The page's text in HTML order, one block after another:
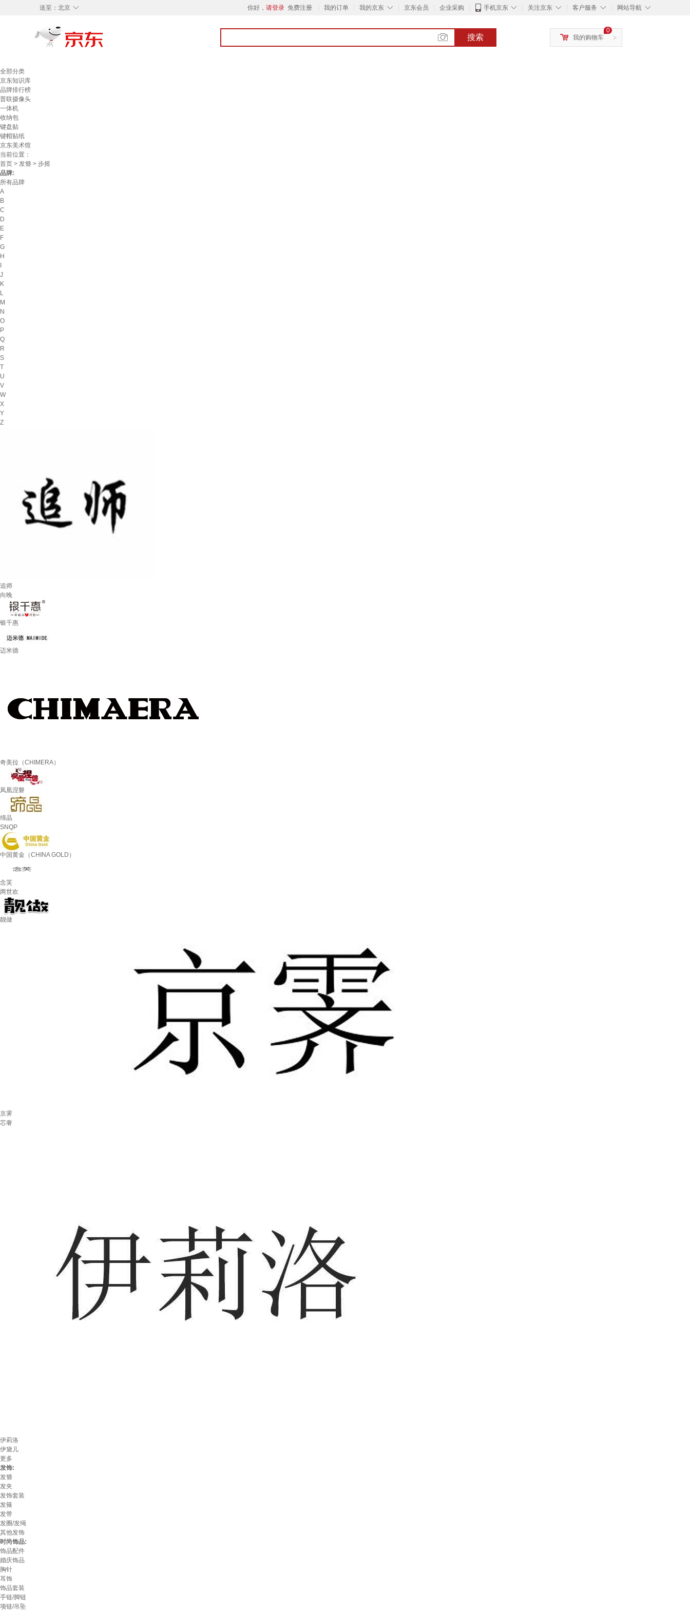
◇
送至： 北京 你好， 请登录 免费注册 我的订单 ◇
我的京东 京东会员 企业采购 ◇
手机京东 ◇
关注京东 ◇
客户服务 ◇
网站导航
搜索 >
0
我的购物车
全部分类
京东知识库
品牌排行榜
普联摄像头
一体机
收纳包
键盘贴
键帽贴纸
京东美术馆
当前位置：
首页 > 发簪 > 步摇
品牌:
所有品牌
A
B
C
D
E
F
G
H
J
K
L
M
N
O
P
Q
R
S
T
U
V
W
X
Y
Z
追师
向晚
银千惠
迈米德
奇美拉（CHIMERA）
凤凰涅磐
缔晶
SNQP
中国黄金（CHINA GOLD）
念芙
两世欢
靓做
京霁
芯奢
伊莉洛
伊黛儿
更多
发饰:
发簪
发夹
发饰套装
发箍
发带
发圈/发绳
其他发饰
时尚饰品:
饰品配件
婚庆饰品
胸针
耳饰
饰品套装
手链/脚链
项链/吊坠